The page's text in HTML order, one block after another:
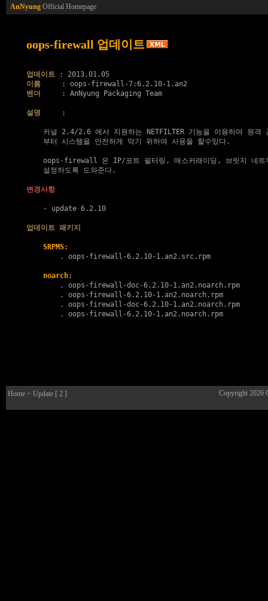
AnNyung Official Homepage
oops-firewall 업데이트
업데이트
이름
벤더
     : AnNyung Packaging Team
설명
     :
커널 2.4/2.6 에서 지원하는 NETFILTER 기능을 이용하여 원격
    부터 시스템을 안전하게 막기 위하여 사용을 할수있다.
oops-firewall 은 IP/포트 필터링, 매스커래이딩, 브릿지 네트
    설정하도록 도와준다.
변경사항
    - update 6.2.10
업데이트 패키지
SRPMS:
        .
oops-firewall-6.2.10-1.an2.src.rpm
noarch:
        .
oops-firewall-doc-6.2.10-1.an2.noarch.rpm
        .
oops-firewall-6.2.10-1.an2.noarch.rpm
        .
oops-firewall-doc-6.2.10-1.an2.noarch.rpm
        .
oops-firewall-6.2.10-1.an2.noarch.rpm
Home > Update [ 2 ] Copyright 2026